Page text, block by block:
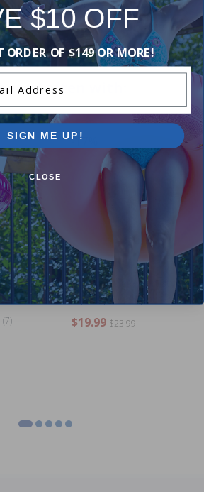
Add Review
often with:
36
(7)
-17%
Tube circulaire vert style
aquatique - 48 pouces
$19.99 $23.99
$10 OFF
ORDER OF $149 OR MORE!
SIGN ME UP!
CLOSE